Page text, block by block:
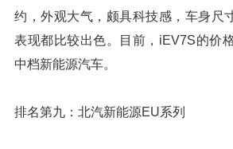
约，外观大气，颇具科技感，车身尺
表现都比较出色。目前，iEV7S的价
中档新能源汽车。
排名第九：北汽新能源EU系列